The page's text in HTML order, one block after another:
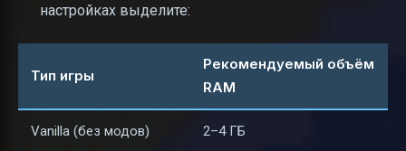
настройках выделите:
Тип игры
Рекомендуемый объём
RAM
Vanilla (без модов) 2–4 ГБ